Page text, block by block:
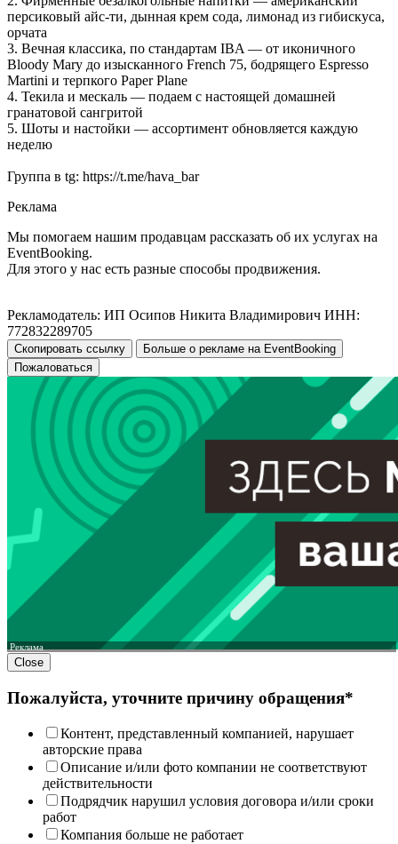
персиковый айс-ти, дынная крем сода, лимонад из гибискуса,
орчата
3. Вечная классика, по стандартам IBA — от иконичного
Bloody Mary до изысканного French 75, бодрящего Espresso
Martini и терпкого Paper Plane
4. Текила и мескаль — подаем с настоящей домашней
гранатовой сангритой
5. Шоты и настойки — ассортимент обновляется каждую
неделю
Группа в tg: https://t.me/hava_bar
Реклама
Мы помогаем нашим продавцам рассказать об их услугах на
EventBooking.
Для этого у нас есть разные способы продвижения.
Рекламодатель: ИП Осипов Никита Владимирович ИНН:
772832289705
Скопировать ссылку
Больше о рекламе на EventBooking
Пожаловаться
Реклама
Close
Пожалуйста, уточните причину обращения*
Контент, представленный компанией, нарушает
авторские права
Описание и/или фото компании не соответствуют
действительности
Подрядчик нарушил условия договора и/или сроки
работ
Компания больше не работает